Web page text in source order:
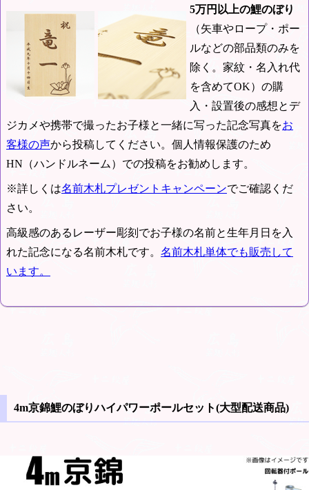
5万円以上の鯉のぼり
（矢車やロープ・ポー
ルなどの部品類のみを
除く。家紋・名入れ代
を含めてOK）の購
入・設置後の感想とデ
ジカメや携帯で撮ったお子様と一緒に写った記念写真をお
客様の声から投稿してください。個人情報保護のため
HN（ハンドルネーム）での投稿をお勧めします。
※詳しくは名前木札プレゼントキャンペーンでご確認くだ
さい。
高級感のあるレーザー彫刻でお子様の名前と生年月日を入
れた記念になる名前木札です。 名前木札単体でも販売して
います。
4m京錦鯉のぼりハイパワーポールセット(大型配送商品)